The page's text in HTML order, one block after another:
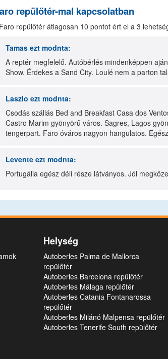
repülőtér-mal kapcsolatban
repülőtér átlagosan 10 pontot ért el a 3
Tamas ezt modnta:
A reptér megfelelő. Autóbérlés mindenképpen
Show. Érdekes a Sand City. Loulé nem a parton
Laszlo ezt modnta:
Csodás szállás Bed and Breakfast Casa dos
Castro Marim gyönyörű város. Sagres, Lagos
tengerpart. Faro óváros nagyon hangulatos.
Levente ezt modnta:
Portugália egész déli része látványos. Jól
Helység
Autoberles Palma de Mallorca
repülőtér
Autoberles Barcelona repülőtér
Autoberles Málaga repülőtér
Autoberles Catania Fontanarossa
repülőtér
Autoberles Milánó Malpensa repülőtér
Autoberles Tenerife South repülőtér